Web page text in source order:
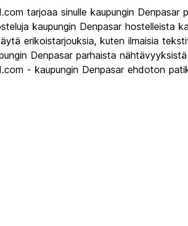
tarjoaa sinulle kaupungin Denpasar
kaupungin Denpasar hostelleista
erikoistarjouksia, kuten ilmaisia
Denpasar parhaista
- kaupungin Denpasar ehdoton